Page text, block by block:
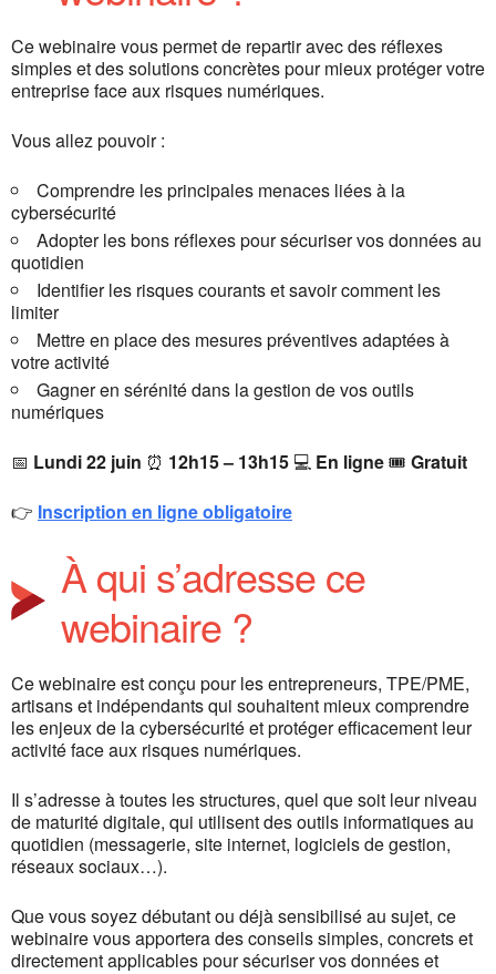
Ce webinaire vous permet de repartir avec des réflexes
simples et des solutions concrètes pour mieux protéger votre
entreprise face aux risques numériques.
Vous allez pouvoir :
Comprendre les principales menaces liées à la
cybersécurité
Adopter les bons réflexes pour sécuriser vos données au
quotidien
Identifier les risques courants et savoir comment les
limiter
Mettre en place des mesures préventives adaptées à
votre activité
Gagner en sérénité dans la gestion de vos outils
numériques
📅 Lundi 22 juin ⏰ 12h15 – 13h15 💻 En ligne🎟️ Gratuit
👉 Inscription en ligne obligatoire
À qui s’adresse ce
webinaire ?
Ce webinaire est conçu pour les entrepreneurs, TPE/PME,
artisans et indépendants qui souhaitent mieux comprendre
les enjeux de la cybersécurité et protéger efficacement leur
activité face aux risques numériques.
Il s’adresse à toutes les structures, quel que soit leur niveau
de maturité digitale, qui utilisent des outils informatiques au
quotidien (messagerie, site internet, logiciels de gestion,
réseaux sociaux…).
Que vous soyez débutant ou déjà sensibilisé au sujet, ce
webinaire vous apportera des conseils simples, concrets et
directement applicables pour sécuriser vos données et